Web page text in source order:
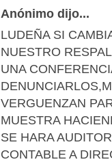
Anónimo dijo...
LUDEÑA SI
NUESTRO
UNA
VERGUENZAN
MUESTRA
SE HARA
CONTABLE A